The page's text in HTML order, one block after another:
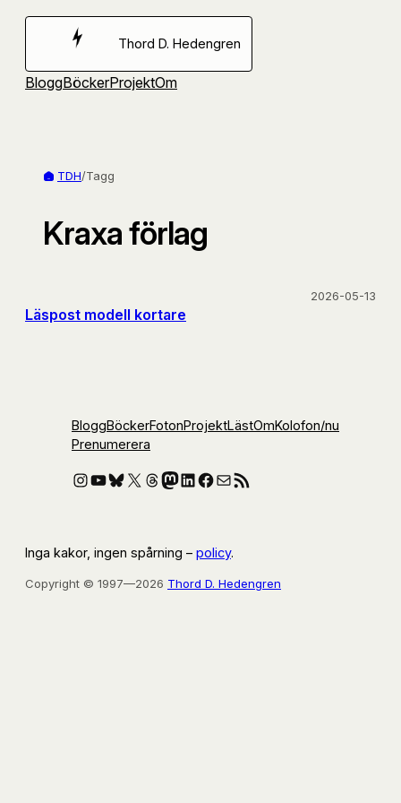
Hoppa
Thord D. Hedengren
BloggBöckerProjektOm
TDH/Tagg
Kraxa förlag
Läspost modell kortare
2026-05-13
BloggBöckerFotonProjektLästOmKolofon/nu
Prenumerera
Instagram
YouTube
Bluesky
X Threads
Mastodon
LinkedIn
Facebook
E-postRSS-flöde
Inga kakor, ingen spårning – policy.
Copyright © 1997—2026 Thord D. Hedengren